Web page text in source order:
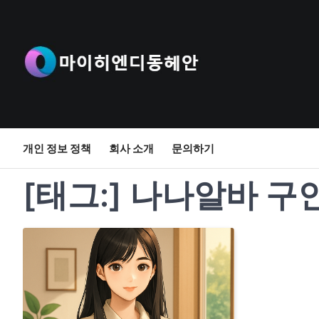
content
개인 정보 정책 회사 소개 문의하기
[태그:] 나나알바 구